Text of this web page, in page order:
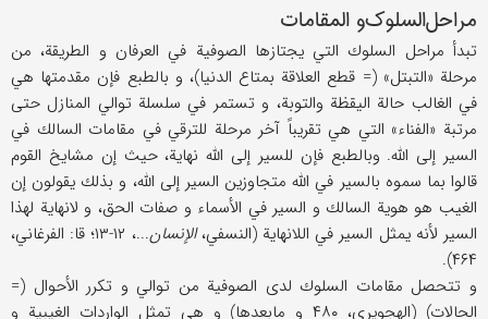
مراحل‌السلوك‌‌و المقامات
تبدأ مراحل السلوك التي يجتازها الصوفية في العرفان و الطريقة، من
مرحلة «التبتل» (= قطع العلاقة بمتاع الدنيا)، و بالطبع فإن مقدمتها هي
في الغالب حالة اليقظة والتوبة، و تستمر في سلسلة توالي المنازل حتى
مرتبة «الفناء» التي هي تقريباً آخر مرحلة للترقي في مقامات السالك في
السير إلى الله. وبالطبع فإن للسير إلى الله نهاية‌، حيث إن مشايخ القوم
قالوا بما سموه بالسير في الله متجاوزين السير إلى الله، و بذلك يقولون إن
الغيب هو هوية السالك و السير في الأسماء و صفات الحق، و لانهاية لهذا
السير لأنه يمثل السير في اللانهاية (النسفي،الإنسان
...، ۱۲-۱۳؛ قا: الفرغاني،
۴۶۴).
و تتحصل مقامات السلوك لدى الصوفية من توالي و تكرر الأحوال (=
الحالات) (الهجويري، ۴۸۰ و مابعدها) و هي تمثل الواردات الغيبية و